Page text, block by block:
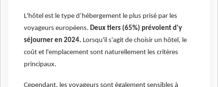
L'hôtel est le type d’hébergement le plus prisé par les
voyageurs européens. Deux tiers (65%) prévoient d'y
séjourner en 2024. Lorsqu'il s'agit de choisir un hôtel, le
coût et l'emplacement sont naturellement les critères
principaux.
Cependant, les voyageurs sont également sensibles à